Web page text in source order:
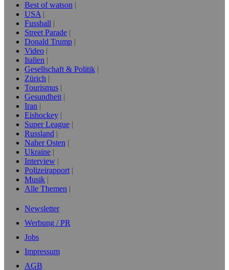
Best of watson
USA
Fussball
Street Parade
Donald Trump
Video
Italien
Gesellschaft & Politik
Zürich
Tourismus
Gesundheit
Iran
Eishockey
Super League
Russland
Naher Osten
Ukraine
Interview
Polizeirapport
Musik
Alle Themen
Newsletter
Werbung / PR
Jobs
Impressum
AGB